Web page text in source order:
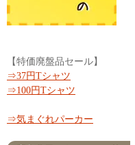
【特価廃盤品セール】
⇒37円Tシャツ
⇒100円Tシャツ
⇒気まぐれパーカー